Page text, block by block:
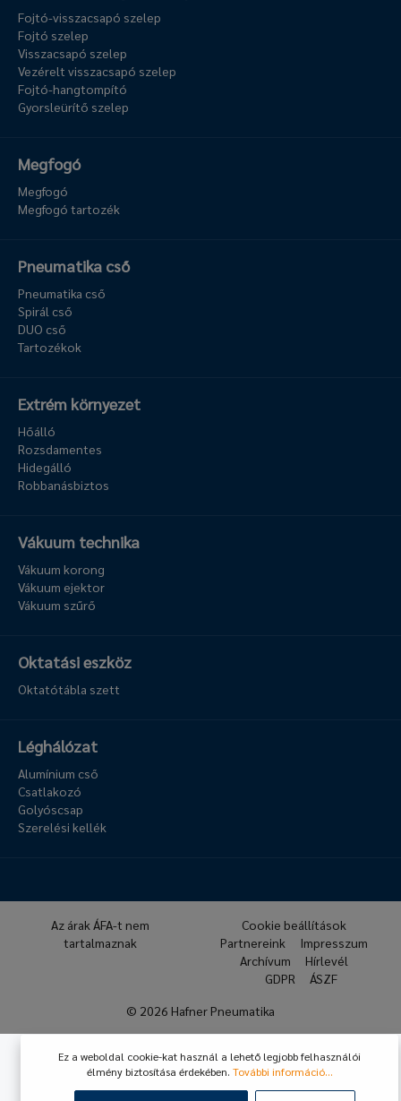
Fojtó-visszacsapó szelep
Fojtó szelep
Visszacsapó szelep
Vezérelt visszacsapó szelep
Fojtó-hangtompító
Gyorsleürítő szelep
Megfogó
Megfogó
Megfogó tartozék
Pneumatika cső
Pneumatika cső
Spirál cső
DUO cső
Tartozékok
Extrém környezet
Hőálló
Rozsdamentes
Hidegálló
Robbanásbiztos
Vákuum technika
Vákuum korong
Vákuum ejektor
Vákuum szűrő
Oktatási eszköz
Oktatótábla szett
Léghálózat
Alumínium cső
Csatlakozó
Golyóscsap
Szerelési kellék
© 2026 Hafner Pneumatika
Az árak ÁFA-t nem
tartalmaznak
Cookie beállítások
Partnereink
Impresszum
Archívum
Hírlevél
GDPR
ÁSZF
Ez a weboldal cookie-kat használ a lehető legjobb felhasználói
élmény biztosítása érdekében. További információ...